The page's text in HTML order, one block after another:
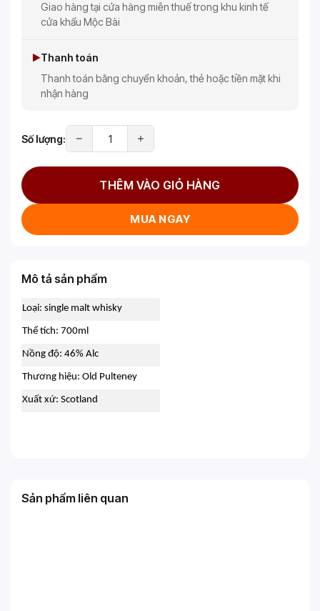
Giao hàng tại cửa hàng miễn thuế trong khu kinh tế
cửa khẩu Mộc Bài
Thanh toán
Thanh toán bằng chuyển khoản, thẻ hoặc tiền mặt khi
nhận hàng
Số lượng:
THÊM VÀO GIỎ HÀNG
MUA NGAY
Mô tả sản phẩm
Loại: single malt whisky
Thể tích: 700ml
Nồng độ: 46% Alc
Thương hiệu: Old Pulteney
Xuất xứ: Scotland
Sản phẩm liên quan